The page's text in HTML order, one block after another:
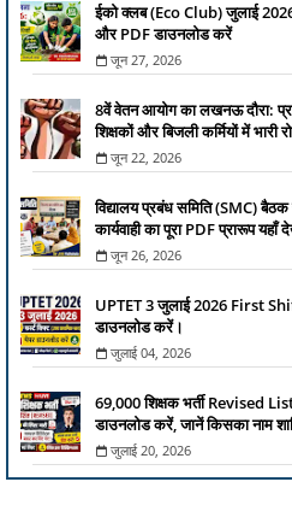
ईको क्लब (Eco Club) जुलाई 2026
और PDF डाउनलोड करें
जून 27, 2026
8वें वेतन आयोग का लखनऊ दौरा:
शिक्षकों और बिजली कर्मियों में भारी
जून 22, 2026
विद्यालय प्रबंध समिति (SMC)
कार्यवाही का पूरा PDF प्रारूप यहाँ
जून 26, 2026
UPTET 3 जुलाई 2026 First
डाउनलोड करें।
जुलाई 04, 2026
69,000 शिक्षक भर्ती Revised
डाउनलोड करें, जानें किसका नाम
जुलाई 20, 2026